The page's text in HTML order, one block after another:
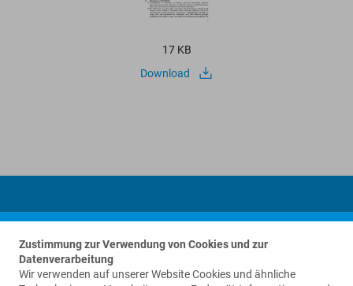
17 KB
Download
Zustimmung zur Verwendung von Cookies und zur
Datenverarbeitung
Wir verwenden auf unserer Website Cookies und ähnliche